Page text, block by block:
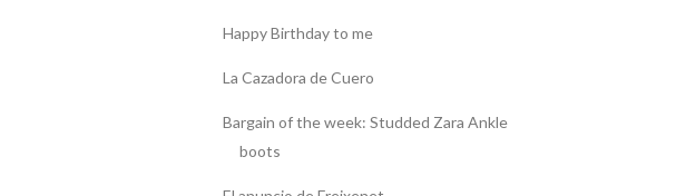
Happy Birthday to me
La Cazadora de Cuero
Bargain of the week: Studded Zara Ankle
boots